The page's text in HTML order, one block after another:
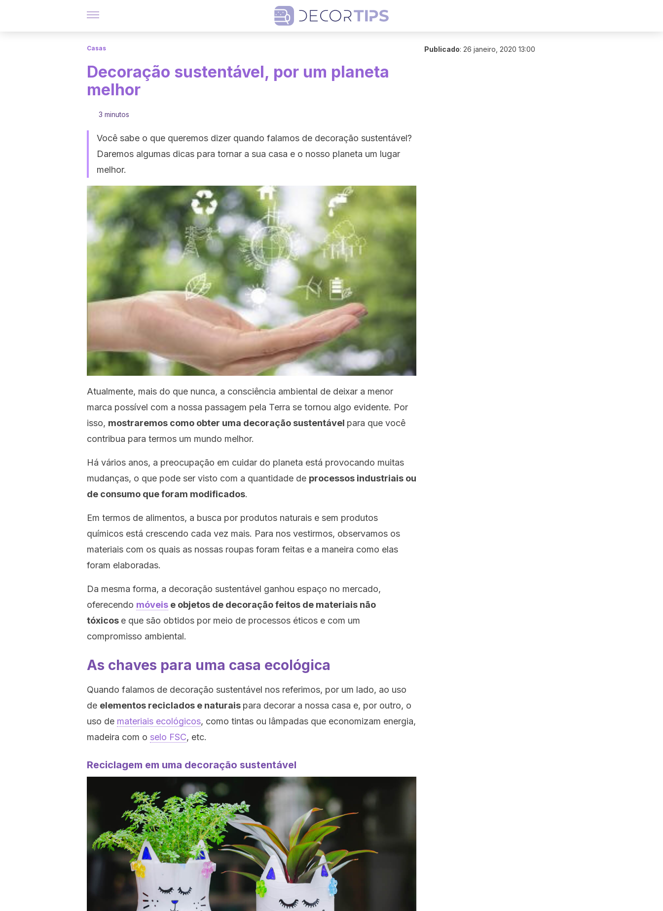
Casas
Decoração sustentável, por um planeta
melhor
3 minutos
Você sabe o que queremos dizer quando falamos de decoração sustentável?
Daremos algumas dicas para tornar a sua casa e o nosso planeta um lugar
melhor.
Atualmente, mais do que nunca, a consciência ambiental de deixar a menor
marca possível com a nossa passagem pela Terra se tornou algo evidente. Por
isso, mostraremos como obter uma decoração sustentável para que você
contribua para termos um mundo melhor.
Há vários anos, a preocupação em cuidar do planeta está provocando muitas
mudanças, o que pode ser visto com a quantidade de processos industriais ou
de consumo que foram modificados.
Em termos de alimentos, a busca por produtos naturais e sem produtos
químicos está crescendo cada vez mais. Para nos vestirmos, observamos os
materiais com os quais as nossas roupas foram feitas e a maneira como elas
foram elaboradas.
Da mesma forma, a decoração sustentável ganhou espaço no mercado,
oferecendo móveis e objetos de decoração feitos de materiais não
tóxicos e que são obtidos por meio de processos éticos e com um
compromisso ambiental.
As chaves para uma casa ecológica
Quando falamos de decoração sustentável nos referimos, por um lado, ao uso
de elementos reciclados e naturais para decorar a nossa casa e, por outro, o
uso de materiais ecológicos, como tintas ou lâmpadas que economizam energia,
madeira com o selo FSC, etc.
Reciclagem em uma decoração sustentável
Publicado: 26 janeiro, 2020 13:00